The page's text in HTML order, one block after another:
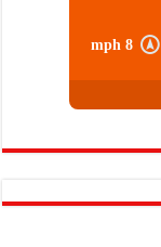
8 mph